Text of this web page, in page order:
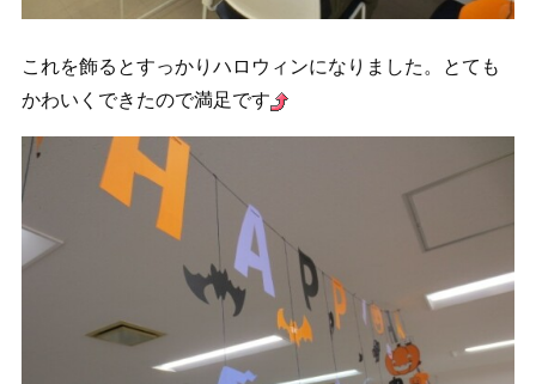
これを飾るとすっかりハロウィンになりました。とても
かわいくできたので満足です